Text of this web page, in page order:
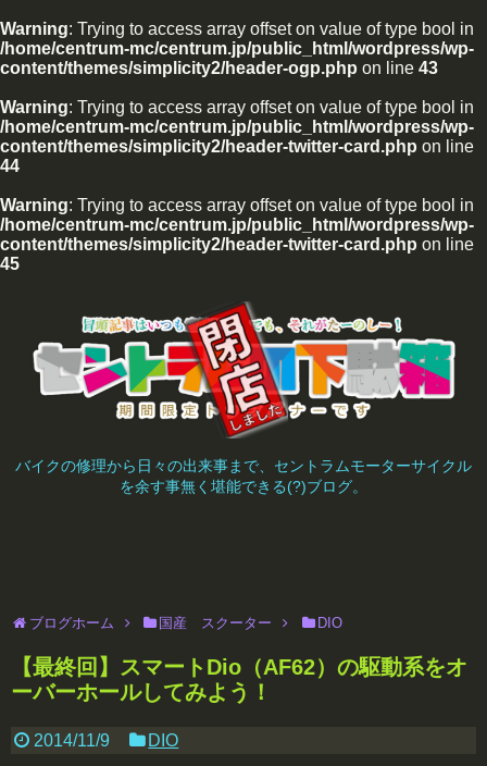
Warning: Trying to access array offset on value of type bool in
/home/centrum-mc/centrum.jp/public_html/wordpress/wp-
content/themes/simplicity2/header-ogp.php on line 43
Warning: Trying to access array offset on value of type bool in
/home/centrum-mc/centrum.jp/public_html/wordpress/wp-
content/themes/simplicity2/header-twitter-card.php on line
44
Warning: Trying to access array offset on value of type bool in
/home/centrum-mc/centrum.jp/public_html/wordpress/wp-
content/themes/simplicity2/header-twitter-card.php on line
45
バイクの修理から日々の出来事まで、セントラムモーターサイクル
を余す事無く堪能できる(?)ブログ。
ブログホーム 国産 スクーター DIO
【最終回】スマートDio（AF62）の駆動系をオ
ーバーホールしてみよう！
2014/11/9 DIO